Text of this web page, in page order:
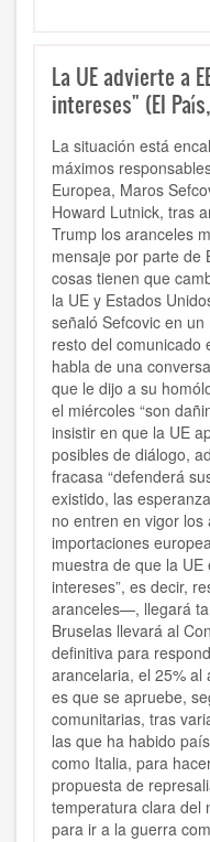
La UE advierte a
intereses" (El
La situación está
máximos
Europea, Maros
Howard Lutnick, tras
Trump los aranceles
mensaje por parte de
cosas tienen que
la UE y Estados
señaló Sefcovic en
resto del comunicado
habla de una
que le dijo a su
el miércoles “son
insistir en que la UE
posibles de diálogo,
fracasa “defenderá
existido, las
no entren en vigor
importaciones
muestra de que la
intereses”, es decir,
aranceles—, llegará
Bruselas llevará al
definitiva para
arancelaria, el 25% al
es que se apruebe,
comunitarias, tras
las que ha habido
como Italia, para
propuesta de
temperatura clara del
para ir a la guerra